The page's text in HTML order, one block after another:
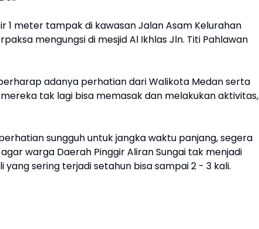
meter tampak di kawasan Jalan Asam Kelurahan
mengungsi di mesjid Al Ikhlas Jln. Titi Pahlawan
adanya perhatian dari Walikota Medan serta
tak lagi bisa memasak dan melakukan aktivitas,
sungguh untuk jangka waktu panjang, segera
warga Daerah Pinggir Aliran Sungai tak menjadi
sering terjadi setahun bisa sampai 2 - 3 kali.